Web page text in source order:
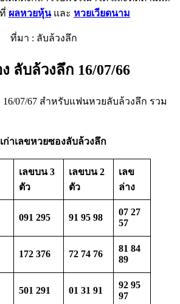
ผลหวยหุ้นและ หวยเวียดนาม
ที่มา : ลับล้วงลึก
ลับล้วงลึก 16/07/66
ก่าเลขหวยซองลับล้วงลึก
เลขบน 3
ตัว
เลขบน 2
ตัว
เลข
ล่าง
091 295 91 95 98
07 27
57
172 376 72 74 76
81 84
89
501 291 01 31 91
92 95
97